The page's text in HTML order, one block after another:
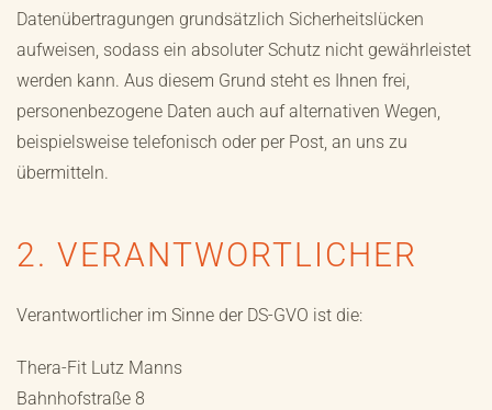
Datenübertragungen grundsätzlich Sicherheitslücken
aufweisen, sodass ein absoluter Schutz nicht gewährleistet
werden kann. Aus diesem Grund steht es Ihnen frei,
personenbezogene Daten auch auf alternativen Wegen,
beispielsweise telefonisch oder per Post, an uns zu
übermitteln.
2. VERANTWORTLICHER
Verantwortlicher im Sinne der DS-GVO ist die:
Thera-Fit Lutz Manns
Bahnhofstraße 8